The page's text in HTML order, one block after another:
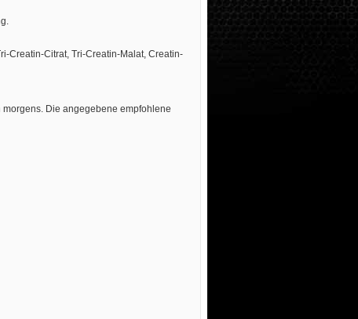
Creatin-Citrat, Tri-Creatin-Malat, Creatin-
Die angegebene empfohlene